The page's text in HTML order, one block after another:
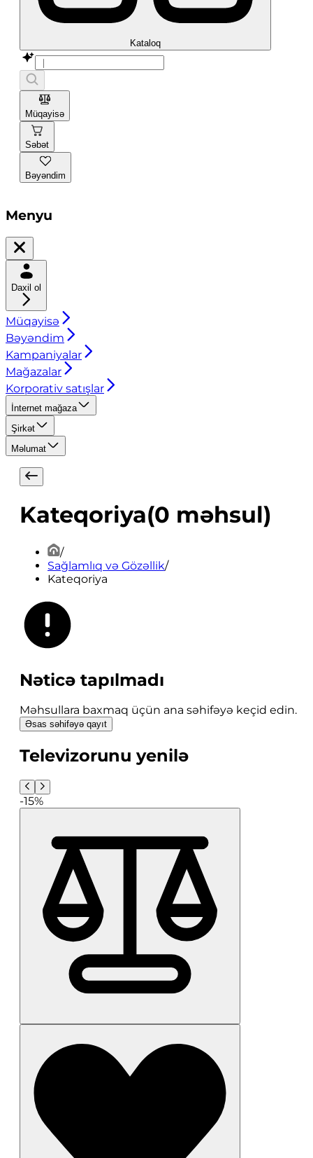
Kataloq
Müqayisə
Səbət
Bəyəndim
Menyu
Daxil ol
Müqayisə
Bəyəndim
Kampaniyalar
Mağazalar
Korporativ satışlar
İnternet mağaza
Şirkət
Məlumat
Kateqoriya(0 məhsul)
/
Sağlamlıq və Gözəllik/
Kateqoriya
Nəticə tapılmadı
Məhsullara baxmaq üçün ana səhifəyə keçid edin.
Əsas səhifəyə qayıt
Televizorunu yenilə
-15%